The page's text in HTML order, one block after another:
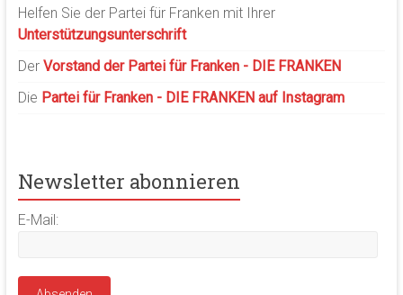
Helfen Sie der Partei für Franken mit Ihrer
Unterstützungsunterschrift
Der Vorstand der Partei für Franken - DIE FRANKEN
Die Partei für Franken - DIE FRANKEN auf Instagram
Newsletter abonnieren
E-Mail: